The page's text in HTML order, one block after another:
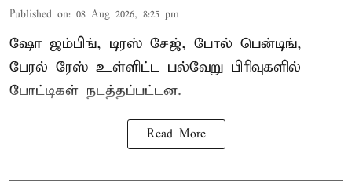
Published on: 08 Aug 2026, 8:25 pm
ஷோ ஜம்பிங், டிரஸ் சேஜ், போல் பென்டிங்,
பேரல் ரேஸ் உள்ளிட்ட பல்வேறு பிரிவுகளில்
போட்டிகள் நடத்தப்பட்டன.
Read More